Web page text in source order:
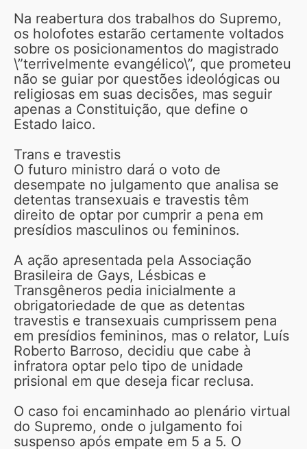
Na reabertura dos trabalhos do Supremo,
os holofotes estarão certamente voltados
sobre os posicionamentos do magistrado
\”terrivelmente evangélico\”, que prometeu
não se guiar por questões ideológicas ou
religiosas em suas decisões, mas seguir
apenas a Constituição, que define o
Estado laico.
Trans e travestis
O futuro ministro dará o voto de
desempate no julgamento que analisa se
detentas transexuais e travestis têm
direito de optar por cumprir a pena em
presídios masculinos ou femininos.
A ação apresentada pela Associação
Brasileira de Gays, Lésbicas e
Transgêneros pedia inicialmente a
obrigatoriedade de que as detentas
travestis e transexuais cumprissem pena
em presídios femininos, mas o relator, Luís
Roberto Barroso, decidiu que cabe à
infratora optar pelo tipo de unidade
prisional em que deseja ficar reclusa.
O caso foi encaminhado ao plenário virtual
do Supremo, onde o julgamento foi
suspenso após empate em 5 a 5. O